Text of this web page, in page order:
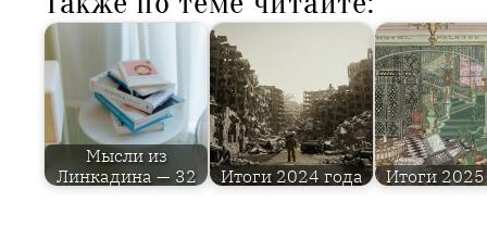
Мысли из
Линкадина — 32
Итоги 2024 года Итоги 2025